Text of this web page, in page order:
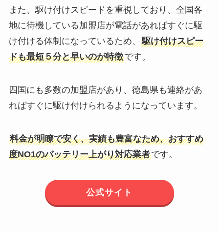
また、駆け付けスピードを重視しており、全国各
地に待機している加盟店が電話があればすぐに駆
け付ける体制になっているため、 駆け付けスピー
ドも最短５分と早いのが特徴です。
四国にも多数の加盟店があり、徳島県も連絡があ
ればすぐに駆け付けられるようになっています。
料金が明瞭で安く、実績も豊富なため、おすすめ
度NO1のバッテリー上がり対応業者です。
公式サイト